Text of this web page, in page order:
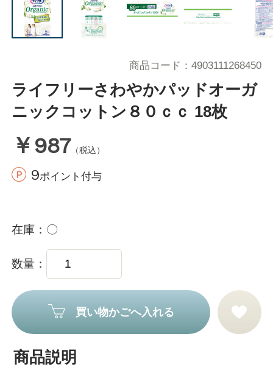
ライフリーさわやかパッドオーガ
ニックコットン８０ｃｃ 18枚
￥987 （税込）
9ポイント付与
商品コード 4903111268450
在庫 〇
数量
買い物かごへ入れる
商品説明